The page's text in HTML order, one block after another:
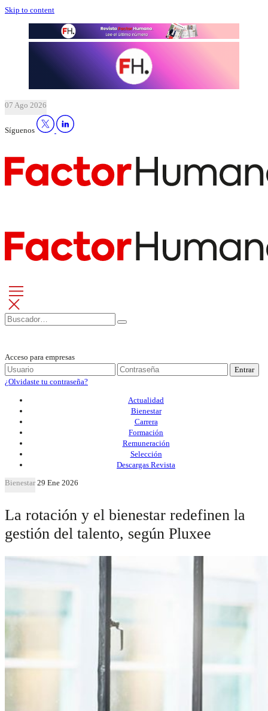
Skip to content
07 Ago 2026
Síguenos
Acceso para empresas
Entrar
¿Olvidaste tu contraseña?
Actualidad
Bienestar
Carrera
Formación
Remuneración
Selección
Descargas Revista
Bienestar 29 Ene 2026
La rotación y el bienestar redefinen la
gestión del talento, según Pluxee